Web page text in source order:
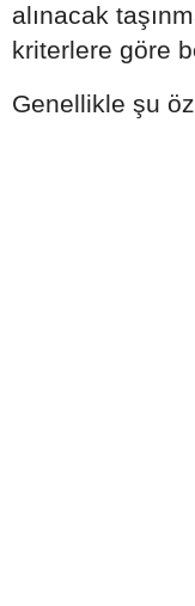
alınacak
kriterlere göre
Genellikle şu